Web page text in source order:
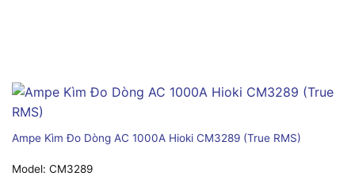
Ampe Kìm Đo Dòng AC 1000A Hioki CM3289 (True RMS)
Model: CM3289